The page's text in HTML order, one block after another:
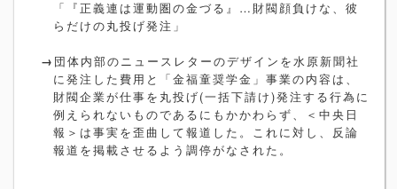
「『正義連は運動圏の金づる』…財閥顔負けな、彼
らだけの丸投げ発注」
→ 団体内部のニュースレターのデザインを水原新聞社
に発注した費用と「金福童奨学金」事業の内容は、
財閥企業が仕事を丸投げ(一括下請け)発注する行為に
例えられないものであるにもかかわらず、＜中央日
報＞は事実を歪曲して報道した。これに対し、反論
報道を掲載させるよう調停がなされた。